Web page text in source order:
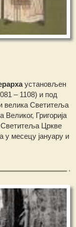
установљен
– 1108) и под
велика Светитеља
Григорија
Светитеља Цркве
у месецу јануару и